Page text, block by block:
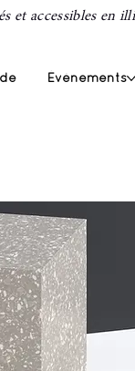
et accessibles en
Événements